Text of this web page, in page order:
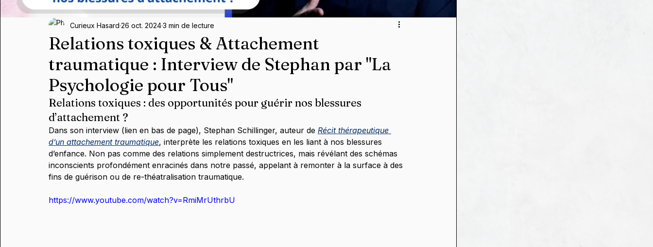
Relations toxiques & Attachement
traumatique : Interview de Stephan par "La
Psychologie pour Tous"
Curieux Hasard 26 oct. 20243 min de lecture
Relations toxiques : des opportunités pour guérir nos blessures
d’attachement ?
Dans son interview (lien en bas de page), Stephan Schillinger, auteur de Récit thérapeutique
d’un attachement traumatique, interprète les relations toxiques en les liant à nos blessures
d’enfance. Non pas comme des relations simplement destructrices, mais révélant des schémas
inconscients profondément enracinés dans notre passé, appelant à remonter à la surface à des
fins de guérison ou de re-théatralisation traumatique.
https://www.youtube.com/watch?v=RmiMrUthrbU